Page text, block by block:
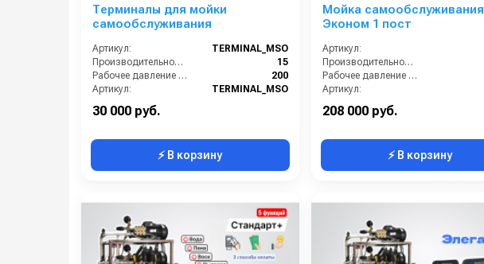
Гибкая система скидок на оборудование
Обзор оборудования:
Терминалы для мойки
самообслуживания
Артикул:
TERMINAL_MSO
Производительность (л/мин):
15
Рабочее давление (бар):
200
Артикул:
TERMINAL_MSO
30 000 руб.
⚡ В корзину
Мойка самообслуживания
Эконом 1 пост
Артикул:
Производительность (л/мин):
Рабочее давление (бар):
Артикул:
208 000 руб.
⚡ В корзину